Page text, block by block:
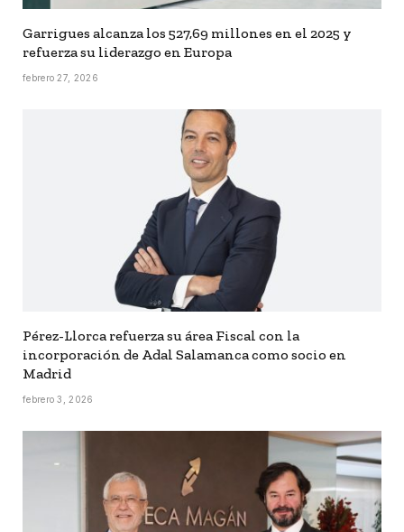
Garrigues alcanza los 527,69 millones en el 2025 y
refuerza su liderazgo en Europa
febrero 27, 2026
Pérez-Llorca refuerza su área Fiscal con la
incorporación de Adal Salamanca como socio en
Madrid
febrero 3, 2026